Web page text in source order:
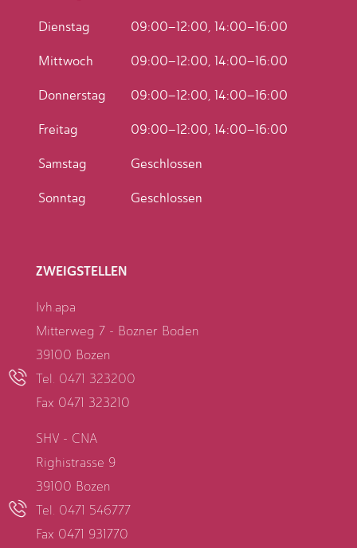
Dienstag 09:00–12:00, 14:00–16:00
Mittwoch 09:00–12:00, 14:00–16:00
Donnerstag 09:00–12:00, 14:00–16:00
Freitag 09:00–12:00, 14:00–16:00
Samstag Geschlossen
Sonntag Geschlossen
ZWEIGSTELLEN
Ivh.apa
Mitterweg 7 - Bozner Boden
39100 Bozen
Tel. 0471 323200
Fax 0471 323210
SHV - CNA
Righistrasse 9
39100 Bozen
Tel. 0471 546777
Fax 0471 931770